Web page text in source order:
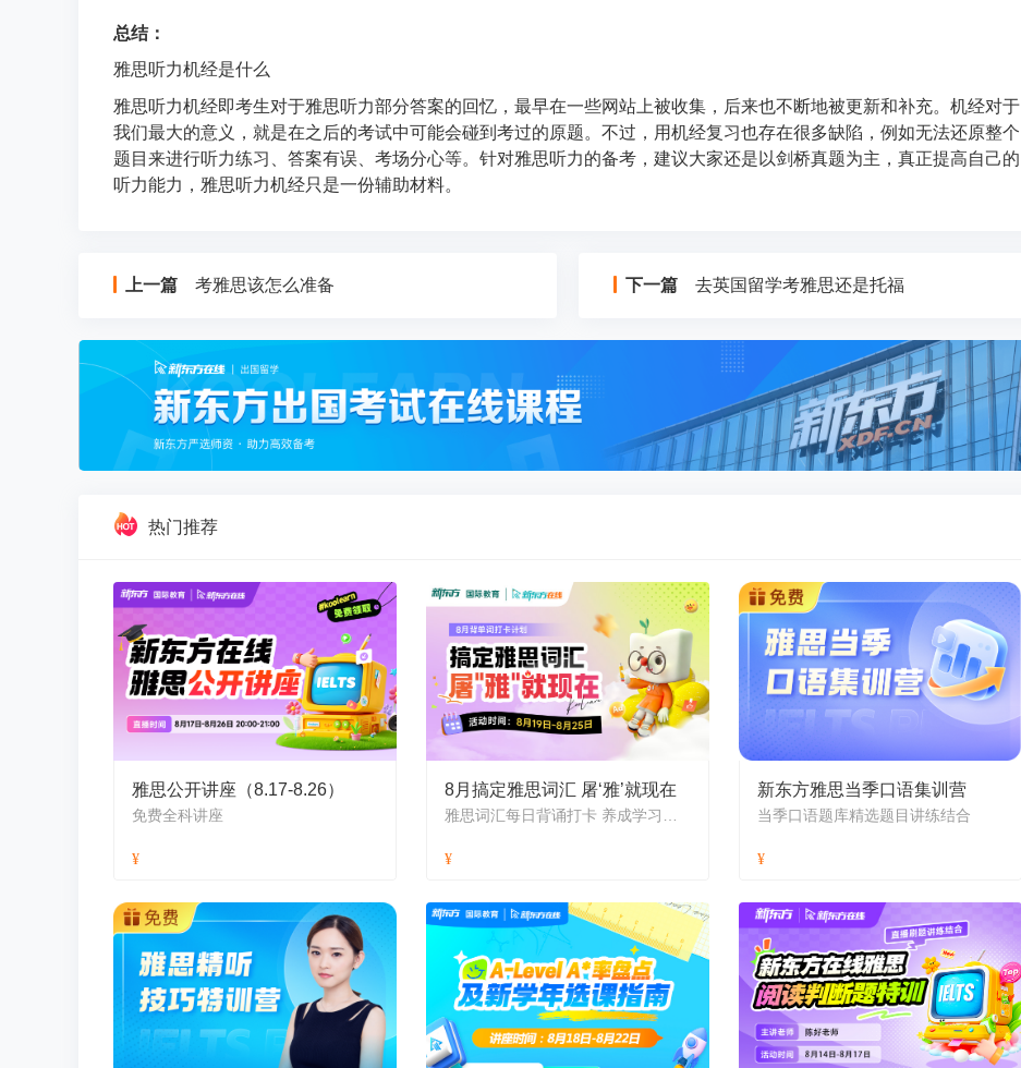
总结：
雅思听力机经是什么
雅思听力机经即考生对于雅思听力部分答案的回忆，最早在一些网站上被收集，后来也不断地被更新和补充。机经对于
我们最大的意义，就是在之后的考试中可能会碰到考过的原题。不过，用机经复习也存在很多缺陷，例如无法还原整个
题目来进行听力练习、答案有误、考场分心等。针对雅思听力的备考，建议大家还是以剑桥真题为主，真正提高自己的
听力能力，雅思听力机经只是一份辅助材料。
上一篇 考雅思该怎么准备 下一篇 去英国留学考雅思还是托福
热门推荐
雅思公开讲座（8.17-8.26）
免费全科讲座
8月搞定雅思词汇 屠‘雅’就现在 新东方雅思当季口语集训营
当季口语题库精选题目讲练结合